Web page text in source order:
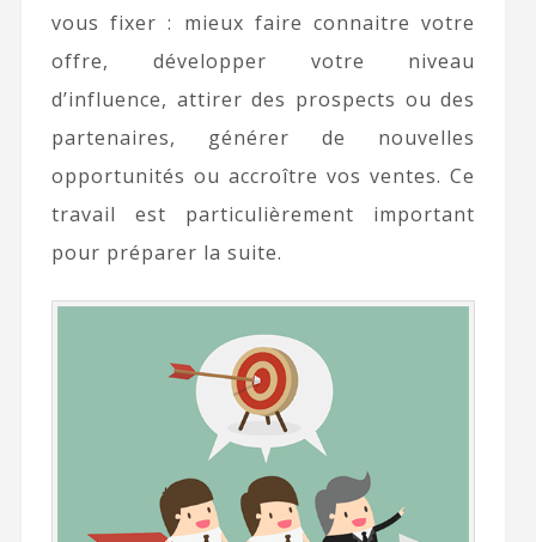
vous fixer : mieux faire connaitre votre
offre, développer votre niveau
d’influence, attirer des prospects ou des
partenaires, générer de nouvelles
opportunités ou accroître vos ventes. Ce
travail est particulièrement important
pour préparer la suite.